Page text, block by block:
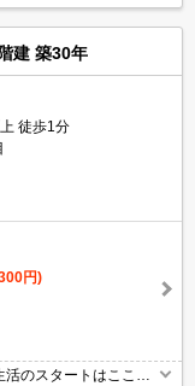
建 築30年
徒歩1分
円)
のスタートはここか